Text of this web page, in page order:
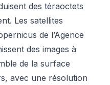
des téraoctets
Les satellites
de l’Agence
des images à
de la surface
avec une résolution